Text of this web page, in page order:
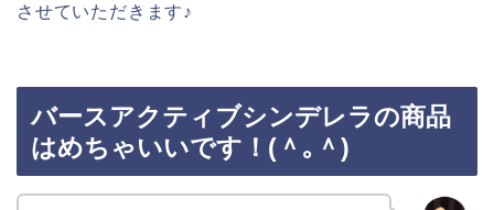
させていただきます♪
バースアクティブシンデレラの商品
はめちゃいいです！(＾｡＾)